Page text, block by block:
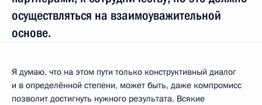
осуществляться на взаимоуважительной
основе.
Я думаю, что на этом пути только конструктивный диалог
и в определённой степени, может быть, даже компромисс
позволит достигнуть нужного результата. Всякие